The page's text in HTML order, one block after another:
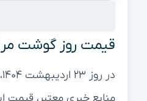
قیمت روز گوشت مرغ در ۲۳
منابع خبری معتبر، قیمت